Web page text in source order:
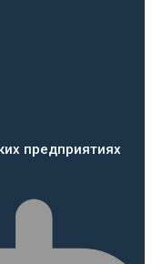
предприятиях